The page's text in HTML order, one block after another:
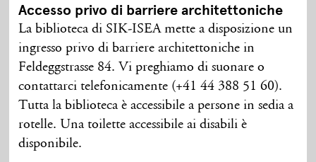
Accesso privo di barriere architettoniche
La biblioteca di SIK-ISEA mette a disposizione un
ingresso privo di barriere architettoniche in
Feldeggstrasse 84. Vi preghiamo di suonare o
contattarci telefonicamente (+41 44 388 51 60).
Tutta la biblioteca è accessibile a persone in sedia a
rotelle. Una toilette accessibile ai disabili è
disponibile.